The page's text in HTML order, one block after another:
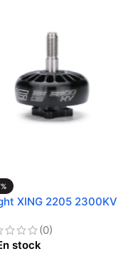
XING 2205 2300KV
(0)
stock